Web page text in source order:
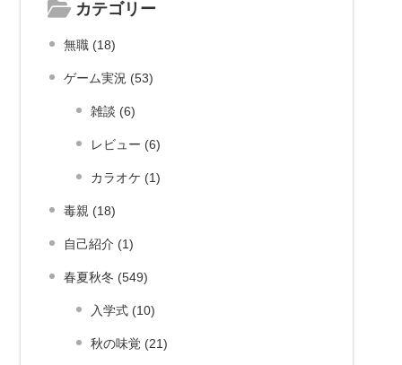
カテゴリー
無職 (18)
ゲーム実況 (53)
雑談 (6)
レビュー (6)
カラオケ (1)
毒親 (18)
自己紹介 (1)
春夏秋冬 (549)
入学式 (10)
秋の味覚 (21)